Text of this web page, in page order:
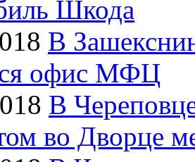
Шкода
В
офис МФЦ
В
во Дворце